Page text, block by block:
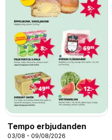
Tempo erbjudanden
03/08 - 09/08/2026